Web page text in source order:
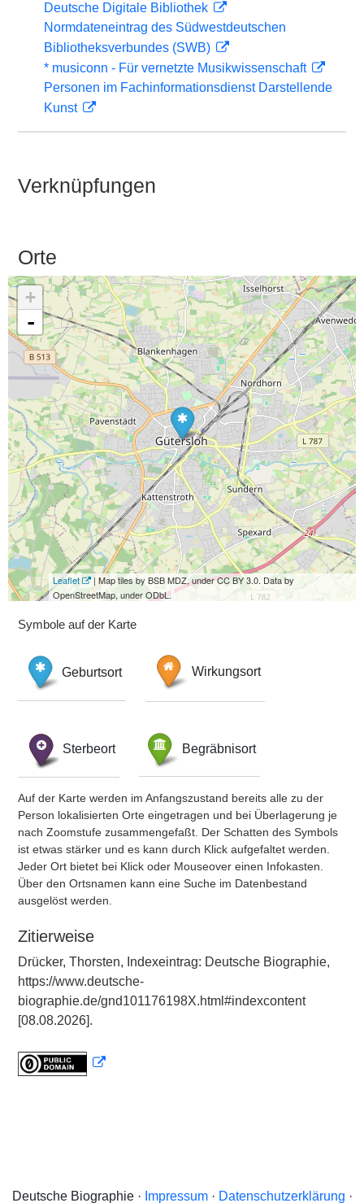
Deutsche Digitale Bibliothek
Normdateneintrag des Südwestdeutschen
Bibliotheksverbundes (SWB)
* musiconn - Für vernetzte Musikwissenschaft
Personen im Fachinformationsdienst Darstellende
Kunst
Verknüpfungen
Orte
+
-
Leaflet
| Map tiles by BSB MDZ, under CC BY 3.0. Data by
OpenStreetMap, under ODbL.
Symbole auf der Karte
Geburtsort Wirkungsort
Sterbeort Begräbnisort
Auf der Karte werden im Anfangszustand bereits alle zu der
Person lokalisierten Orte eingetragen und bei Überlagerung je
nach Zoomstufe zusammengefaßt. Der Schatten des Symbols
ist etwas stärker und es kann durch Klick aufgefaltet werden.
Jeder Ort bietet bei Klick oder Mouseover einen Infokasten.
Über den Ortsnamen kann eine Suche im Datenbestand
ausgelöst werden.
Zitierweise
Drücker, Thorsten, Indexeintrag: Deutsche Biographie,
https://www.deutsche-
biographie.de/gnd101176198X.html#indexcontent
[08.08.2026].
Deutsche Biographie · Impressum· Datenschutzerklärung ·